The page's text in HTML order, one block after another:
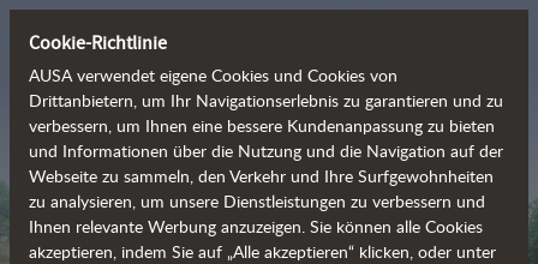
Die Allradserie mit
Nullemissionen
Cookie-Richtlinie
AUSA verwendet eigene Cookies und Cookies von
Drittanbietern, um Ihr Navigationserlebnis zu garantieren und zu
verbessern, um Ihnen eine bessere Kundenanpassung zu bieten
und Informationen über die Nutzung und die Navigation auf der
Webseite zu sammeln, den Verkehr und Ihre Surfgewohnheiten
zu analysieren, um unsere Dienstleistungen zu verbessern und
Ihnen relevante Werbung anzuzeigen. Sie können alle Cookies
akzeptieren, indem Sie auf „Alle akzeptieren“ klicken, oder unter